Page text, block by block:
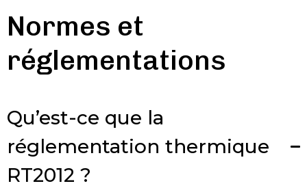
Normes et
réglementations
Qu’est-ce que la
réglementation thermique
RT2012 ?